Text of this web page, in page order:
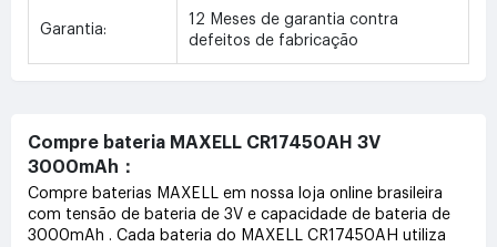
Garantia:
12 Meses de garantia contra
defeitos de fabricação
Compre bateria MAXELL CR17450AH 3V
3000mAh：
Compre baterias MAXELL em nossa loja online brasileira
com tensão de bateria de 3V e capacidade de bateria de
3000mAh . Cada bateria do MAXELL CR17450AH utiliza